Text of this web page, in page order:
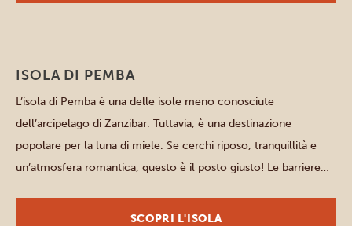
ISOLA DI PEMBA
L’isola di Pemba è una delle isole meno conosciute
dell’arcipelago di Zanzibar. Tuttavia, è una destinazione
popolare per la luna di miele. Se cerchi riposo, tranquillità e
un’atmosfera romantica, questo è il posto giusto! Le barriere
straordinario per snorkeling e immersioni. Il canale di Pemba
SCOPRI L'ISOLA